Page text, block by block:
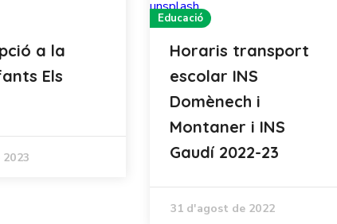
a la
Els
Educació
Horaris transport
escolar INS
Domènech i
Montaner i INS
Gaudí 2022-23
31 d'agost de 2022